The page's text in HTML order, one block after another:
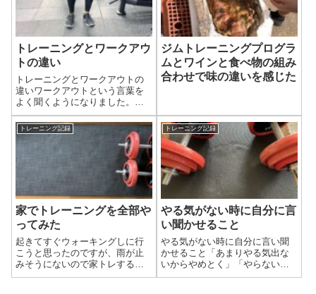
トレーニングとワークアウ
トの違い
トレーニングとワークアウトの
違いワークアウトという言葉を
よく聞くようになりました。ト
レーニングと同じと思ってまし
たが、実は明確な違いがありま
した。トレーニングとはアメリ
カでは「（軍隊の）訓練、（犬
の）調教、（懲罰の意味合いを
持った）鍛錬」と...
ジムトレーニングプログラ
ムとワインと食べ物の組み
合わせで味の違いを感じた
トレーニング記録
家でトレーニングを全部や
ってみた
起きてすぐウォーキングしに行
こうと思ったのですが、雨が止
みそうにないので家トレするこ
とにしました。ヨガマット使い
トレーニング記録
やる気がない時に自分に言
い聞かせること
やる気がない時に自分に言い聞
かせること「あまりやる気出な
いからやめとく」「やらないと
マズい」この2つを天秤にかけ